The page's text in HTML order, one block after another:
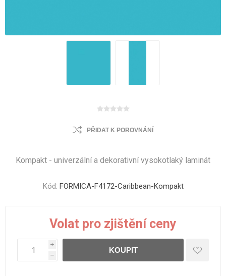
PŘIDAT K POROVNÁNÍ
Kompakt - univerzální a dekorativní vysokotlaký laminát
Kód: FORMICA-F4172-Caribbean-Kompakt
Volat pro zjištění ceny
i
h
KOUPIT